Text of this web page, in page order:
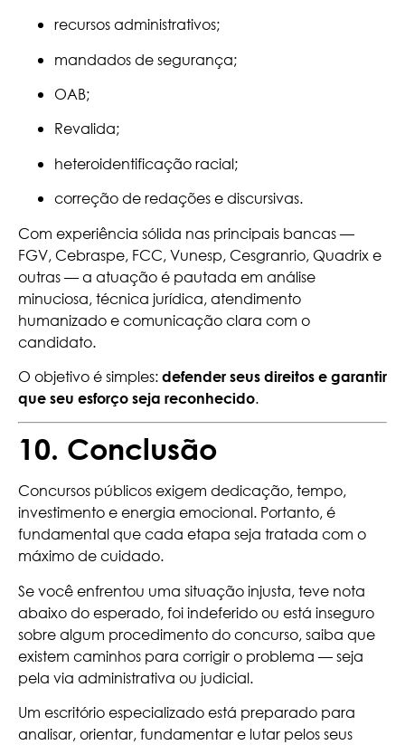
recursos administrativos;
mandados de segurança;
OAB;
Revalida;
heteroidentificação racial;
correção de redações e discursivas.
Com experiência sólida nas principais bancas —
FGV, Cebraspe, FCC,Vunesp, Cesgranrio, Quadrixe
outras — a atuação é pautada em análise
minuciosa, técnica jurídica, atendimento
humanizado e comunicação clara com o
candidato.
O objetivo é simples: defender seus direitos e garantir
que seu esforço seja reconhecido.
10. Conclusão
Concursos públicos exigem dedicação, tempo,
investimento e energia emocional. Portanto, é
fundamental que cada etapa seja tratada com o
máximo de cuidado.
Se você enfrentou uma situação injusta, teve nota
abaixo do esperado, foi indeferido ou está inseguro
sobre algum procedimento do concurso, saiba que
existem caminhos para corrigir o problema — seja
pela via administrativa ou judicial.
Um escritório especializado está preparado para
analisar, orientar, fundamentar e lutar pelos seus